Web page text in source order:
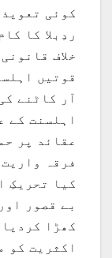
کوئی
ردِبلا کا
خلاف
قوتیں
آر کاٹنے
اہلسنت کے
عقائد پر
فرقہ
کیا تحریکِ
بے قصور
کھڑا
اکثریت کو